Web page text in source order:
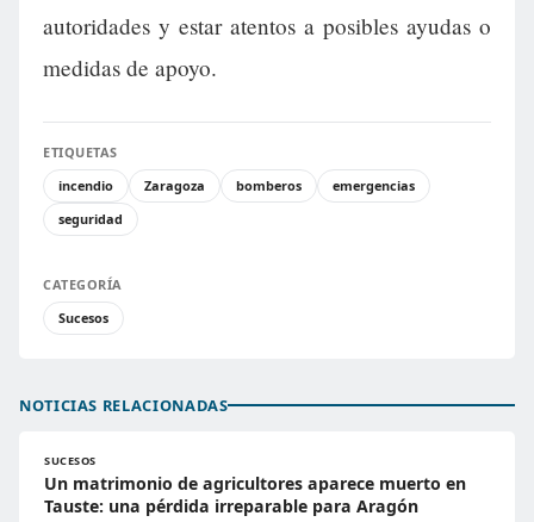
autoridades y estar atentos a posibles ayudas o
medidas de apoyo.
ETIQUETAS
incendio
Zaragoza bomberos
emergencias
seguridad
CATEGORÍA
Sucesos
NOTICIAS RELACIONADAS
SUCESOS
Un matrimonio de agricultores aparece muerto en
Tauste: una pérdida irreparable para Aragón